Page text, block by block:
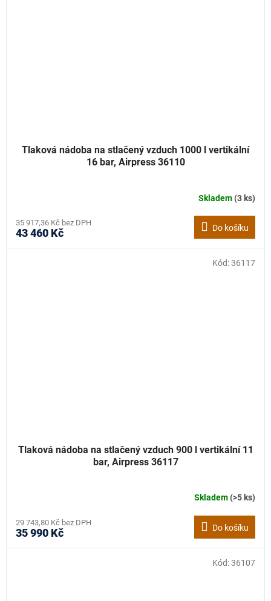
Tlaková nádoba na stlačený vzduch 1000 l vertikální
16 bar, Airpress 36110
Skladem(3 ks)
35 917,36 Kč bez DPH
43 460 Kč Do košíku
Tlaková nádoba na stlačený vzduch 900 l vertikální 11
bar, Airpress 36117
Skladem(>5 ks)
29 743,80 Kč bez DPH
35 990 Kč Do košíku
Kód:36117
Kód:36107